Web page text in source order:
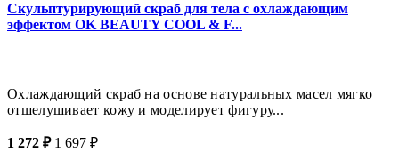
Скульптурирующий скраб для тела с охлаждающим
эффектом OK BEAUTY COOL & F...
Охлаждающий скраб на основе натуральных масел мягко
отшелушивает кожу и моделирует фигуру...
1 272 ₽ 1 697 ₽